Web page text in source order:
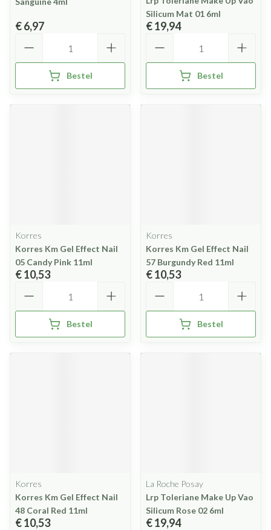
€ 6,97
Bestel
Silicum Mat 01 6ml
€ 19,94
Bestel
Korres
Korres Km Gel Effect Nail
05 Candy Pink 11ml
€ 10,53
Bestel
Korres
Korres Km Gel Effect Nail
57 Burgundy Red 11ml
€ 10,53
Bestel
Korres
Korres Km Gel Effect Nail
48 Coral Red 11ml
€ 10,53
La Roche Posay
Lrp Toleriane Make Up Vao
Silicum Rose 02 6ml
€ 19,94